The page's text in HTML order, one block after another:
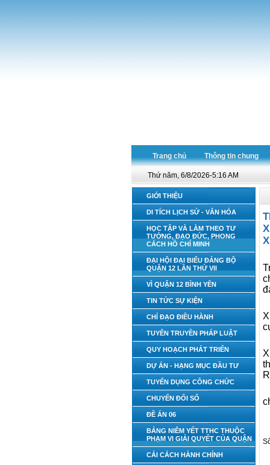
Trang chủ Thông tin chung
Thứ năm, 6/8/2026-5:16 AM
GIỚI THIỆU
DI TÍCH LỊCH SỬ - VĂN HÓA
HỌC TẬP VÀ LÀM THEO TƯ
TƯỞNG, ĐẠO ĐỨC, PHONG
CÁCH HỒ CHÍ MINH
ĐẠI HỘI ĐẠI BIỂU ĐẢNG BỘ
QUẬN 12 LẦN THỨ VII
VÌ QUẬN 12 BÌNH YÊN
TIN TỨC SỰ KIỆN
CHỈ ĐẠO ĐIỀU HÀNH
TUYÊN TRUYỀN PHÁP LUẬT
QUY HOẠCH PHÁT TRIỂN
DỰ ÁN - HẠNG MỤC ĐẦU TƯ
TUYỂN DỤNG CÔNG CHỨC
CHUYỂN ĐỔI SỐ
ĐỀ ÁN 06
BẢNG NIÊM YẾT TTHC THUỘC
PHẠM VI GIẢI QUYẾT CỦA QUẬN
CẢI CÁCH HÀNH CHÍNH